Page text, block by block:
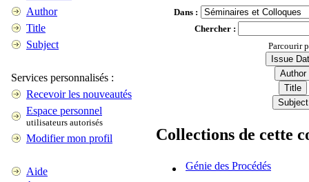
Author
Title
Subject
Services personnalisés :
Recevoir les nouveautés
Espace personnel
utilisateurs autorisés
Modifier mon profil
Aide
Dans :
Chercher :
Parcourir
Collections de cette
Génie des Procédés